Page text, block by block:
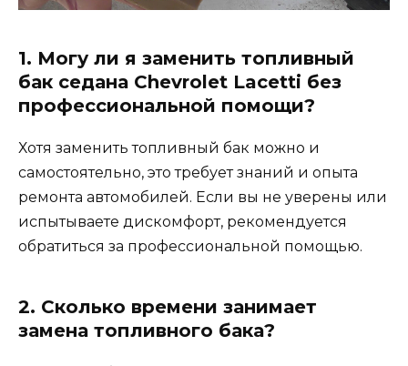
1. Могу ли я заменить топливный
бак седана Chevrolet Lacetti без
профессиональной помощи?
Хотя заменить топливный бак можно и
самостоятельно, это требует знаний и опыта
ремонта автомобилей. Если вы не уверены или
испытываете дискомфорт, рекомендуется
обратиться за профессиональной помощью.
2. Сколько времени занимает
замена топливного бака?